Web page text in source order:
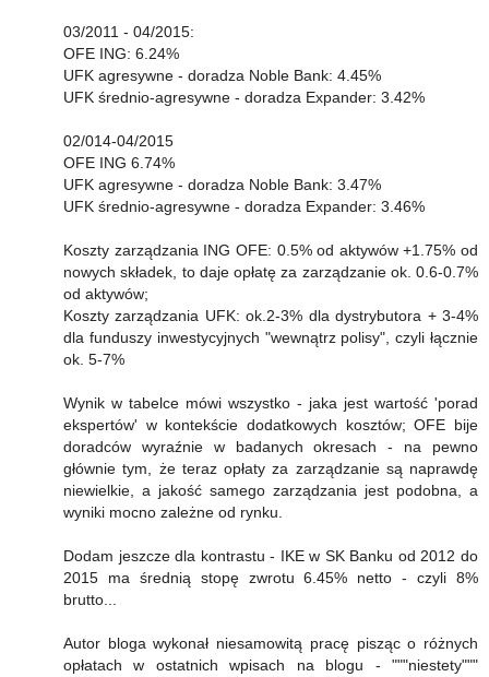
03/2011 - 04/2015:
OFE ING: 6.24%
UFK agresywne - doradza Noble Bank: 4.45%
UFK średnio-agresywne - doradza Expander: 3.42%
02/014-04/2015
OFE ING 6.74%
UFK agresywne - doradza Noble Bank: 3.47%
UFK średnio-agresywne - doradza Expander: 3.46%
Koszty zarządzania ING OFE: 0.5% od aktywów +1.75% od
nowych składek, to daje opłatę za zarządzanie ok. 0.6-0.7%
od aktywów;
Koszty zarządzania UFK: ok.2-3% dla dystrybutora + 3-4%
dla funduszy inwestycyjnych "wewnątrz polisy", czyli łącznie
ok. 5-7%
Wynik w tabelce mówi wszystko - jaka jest wartość 'porad
ekspertów' w kontekście dodatkowych kosztów; OFE bije
doradców wyraźnie w badanych okresach - na pewno
głównie tym, że teraz opłaty za zarządzanie są naprawdę
niewielkie, a jakość samego zarządzania jest podobna, a
wyniki mocno zależne od rynku.
Dodam jeszcze dla kontrastu - IKE w SK Banku od 2012 do
2015 ma średnią stopę zwrotu 6.45% netto - czyli 8%
brutto...
Autor bloga wykonał niesamowitą pracę pisząc o różnych
opłatach w ostatnich wpisach na blogu - """niestety"""